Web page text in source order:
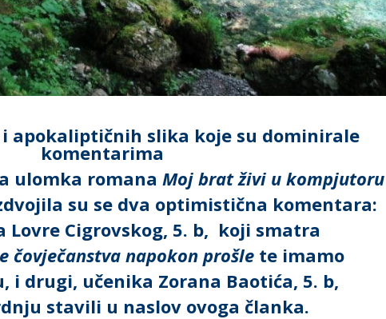
apokaliptičnih slika koje su dominirale
komentarima
ulomka romanaMoj brat živi u kompjutoru
su se dva optimistična komentara:
Lovre Cigrovskog, 5. b, koji smatra
čovječanstva napokon prošle te imamo
i drugi, učenika Zorana Baotića, 5. b,
stavili u naslov ovoga članka.